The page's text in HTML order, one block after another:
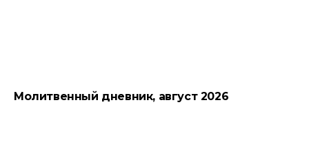
Молитвенный дневник, август 2026